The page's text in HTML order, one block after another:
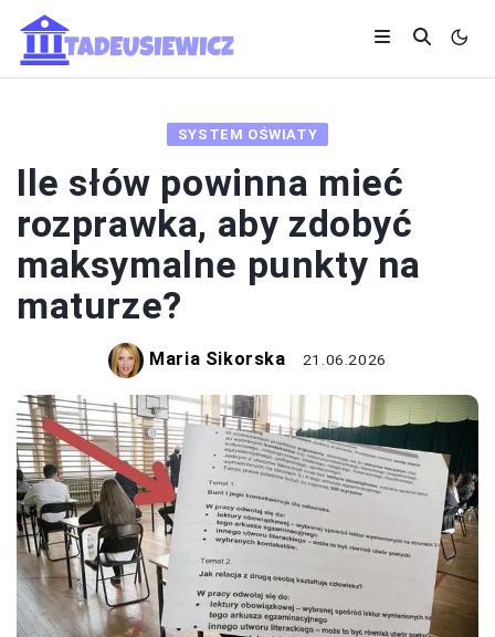
SYSTEM OŚWIATY
Ile słów powinna mieć
rozprawka, aby zdobyć
maksymalne punkty na
maturze?
Maria Sikorska 21.06.2026